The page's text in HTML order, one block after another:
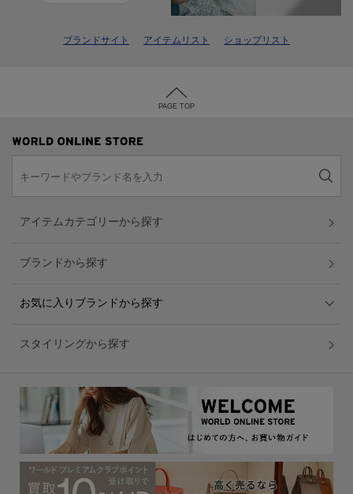
ブランドサイト アイテムリスト ショップリスト
PAGE TOP
アイテムカテゴリーから探す
ブランドから探す
お気に入りブランドから探す
スタイリングから探す